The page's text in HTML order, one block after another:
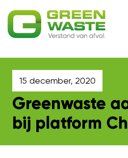
15 december, 2020
Greenwaste
bij platform